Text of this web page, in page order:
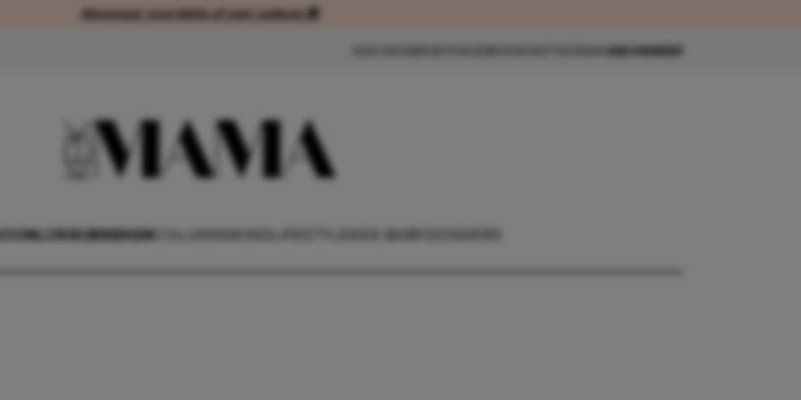
Abonneer voordelig of met cadeau 🎁Abonneer voordelig of met cadeau 🎁
ABONNEER
RUBRIEKEN